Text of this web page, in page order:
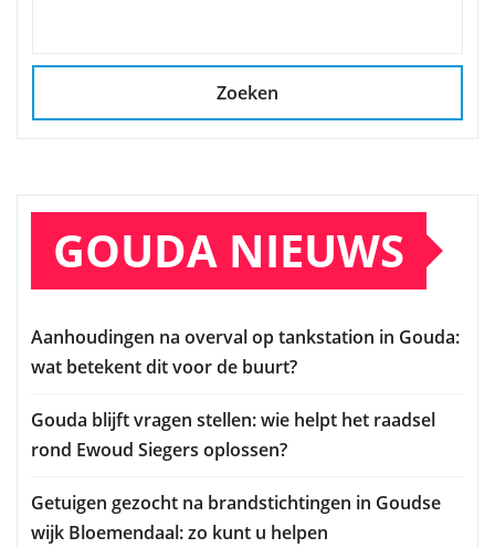
Zoeken
GOUDA NIEUWS
Aanhoudingen na overval op tankstation in Gouda:
wat betekent dit voor de buurt?
Gouda blijft vragen stellen: wie helpt het raadsel
rond Ewoud Siegers oplossen?
Getuigen gezocht na brandstichtingen in Goudse
wijk Bloemendaal: zo kunt u helpen